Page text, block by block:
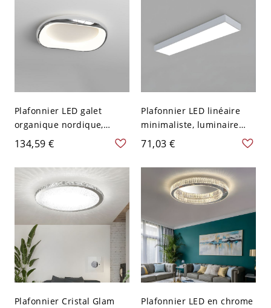
Plafonnier LED galet
organique nordique,
luminaire affleurant avec
3 réglages de
température de couleur -
Chrome 110 V-120 V
Gradation à trois niveaux
134,59 €
Plafonnier LED linéaire
minimaliste, luminaire
rectangulaire en
aluminium à profil bas -
110 V-120 V Argent 60,96
cm petit
71,03 €
Plafonnier Cristal Glam
Plafonnier LED en chrome